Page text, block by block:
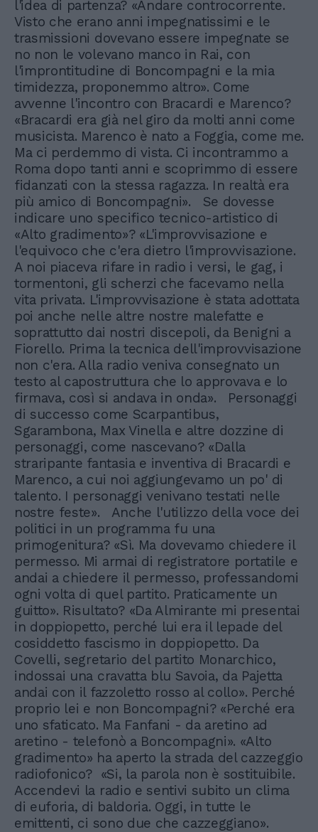
l'idea di partenza? «Andare controcorrente.
Visto che erano anni impegnatissimi e le
trasmissioni dovevano essere impegnate se
no non le volevano manco in Rai, con
l'improntitudine di Boncompagni e la mia
timidezza, proponemmo altro». Come
avvenne l'incontro con Bracardi e Marenco?
«Bracardi era già nel giro da molti anni come
musicista. Marenco è nato a Foggia, come me.
Ma ci perdemmo di vista. Ci incontrammo a
Roma dopo tanti anni e scoprimmo di essere
fidanzati con la stessa ragazza. In realtà era
più amico di Boncompagni». Se dovesse
indicare uno specifico tecnico-artistico di
«Alto gradimento»? «L'improvvisazione e
l'equivoco che c'era dietro l'improvvisazione.
A noi piaceva rifare in radio i versi, le gag, i
tormentoni, gli scherzi che facevamo nella
vita privata. L'improvvisazione è stata adottata
poi anche nelle altre nostre malefatte e
soprattutto dai nostri discepoli, da Benigni a
Fiorello. Prima la tecnica dell'improvvisazione
non c'era. Alla radio veniva consegnato un
testo al capostruttura che lo approvava e lo
firmava, così si andava in onda». Personaggi
di successo come Scarpantibus,
Sgarambona, Max Vinella e altre dozzine di
personaggi, come nascevano? «Dalla
straripante fantasia e inventiva di Bracardi e
Marenco, a cui noi aggiungevamo un po' di
talento. I personaggi venivano testati nelle
nostre feste». Anche l'utilizzo della voce dei
politici in un programma fu una
primogenitura? «Sì. Ma dovevamo chiedere il
permesso. Mi armai di registratore portatile e
andai a chiedere il permesso, professandomi
ogni volta di quel partito. Praticamente un
guitto». Risultato? «Da Almirante mi presentai
in doppiopetto, perché lui era il lepade del
cosiddetto fascismo in doppiopetto. Da
Covelli, segretario del partito Monarchico,
indossai una cravatta blu Savoia, da Pajetta
andai con il fazzoletto rosso al collo». Perché
proprio lei e non Boncompagni? «Perché era
uno sfaticato. Ma Fanfani - da aretino ad
aretino - telefonò a Boncompagni». «Alto
gradimento» ha aperto la strada del cazzeggio
radiofonico? «Si, la parola non è sostituibile.
Accendevi la radio e sentivi subito un clima
di euforia, di baldoria. Oggi, in tutte le
emittenti, ci sono due che cazzeggiano».